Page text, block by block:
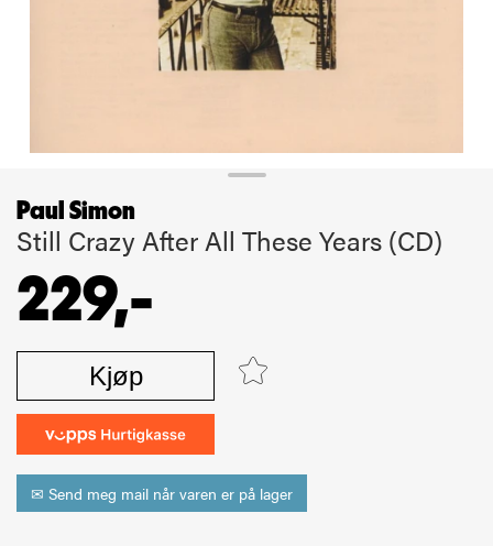
Paul Simon
Still Crazy After All These Years (CD)
229,-
Kjøp
✉ Send meg mail når varen er på lager